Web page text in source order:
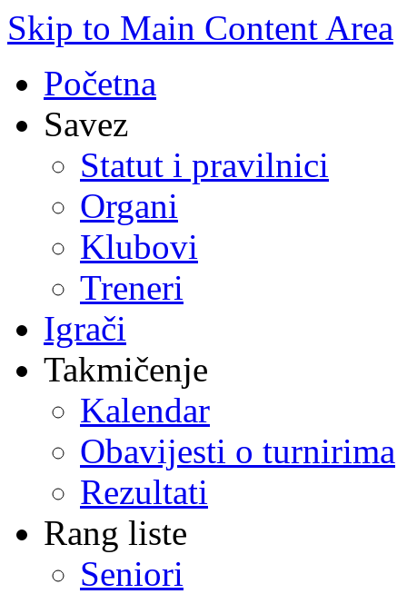
Skip to Main Content Area
Početna
Savez
Statut i pravilnici
Organi
Klubovi
Treneri
Igrači
Takmičenje
Kalendar
Obavijesti o turnirima
Rezultati
Rang liste
Seniori